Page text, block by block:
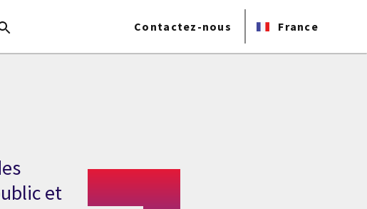
Contactez-nous France
et